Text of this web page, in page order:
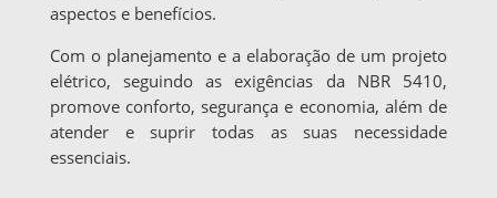
aspectos e benefícios.
Com o planejamento e a elaboração de um projeto
elétrico, seguindo as exigências da NBR 5410,
promove conforto, segurança e economia, além de
atender e suprir todas as suas necessidade
essenciais.